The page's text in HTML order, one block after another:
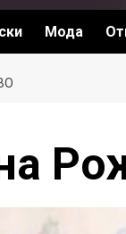
Мода